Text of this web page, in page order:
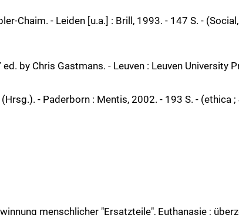
Chaim. - Leiden [u.a.] : Brill, 1993. - 147 S. -
by Chris Gastmans. - Leuven : Leuven University
- Paderborn : Mentis, 2002. - 193 S. - (ethica ;
menschlicher "Ersatzteile", Euthanasie ;